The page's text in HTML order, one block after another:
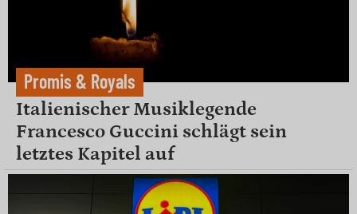
Promis & Royals
Italienischer Musiklegende
Francesco Guccini schlägt sein
letztes Kapitel auf